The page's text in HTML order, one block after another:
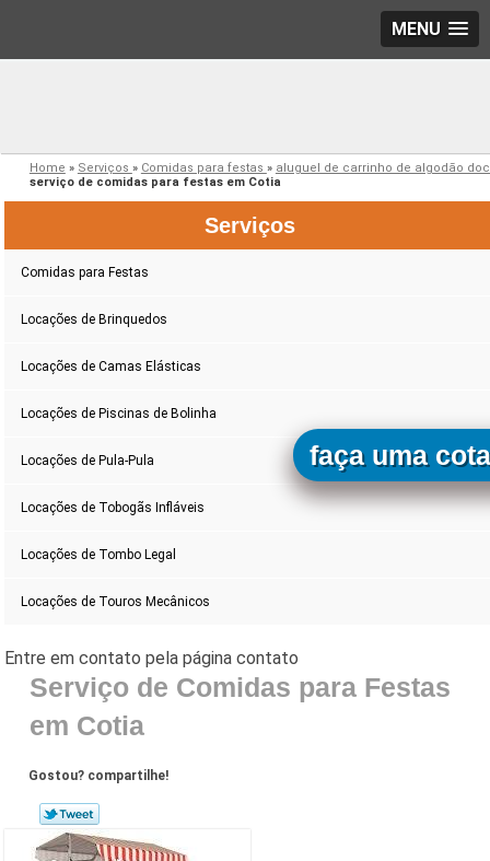
MENU
Home » Serviços » Comidas para festas » aluguel de carrinho de algodão
serviço de comidas para festas em Cotia
Serviços
Comidas para Festas
Locações de Brinquedos
Locações de Camas Elásticas
Locações de Piscinas de Bolinha
Locações de Pula-Pula
Locações de Tobogãs Infláveis
Locações de Tombo Legal
Locações de Touros Mecânicos
Serviço de Comidas para Festas
em Cotia
Gostou? compartilhe!
faça uma